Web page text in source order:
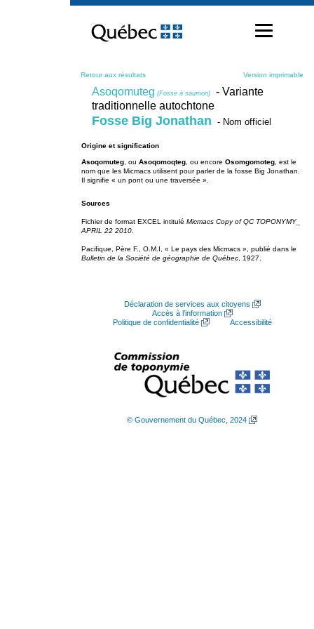
contenu
Retour aux résultats Version imprimable
Asoqomuteg (Fosse à saumon)
- Variante
traditionnelle autochtone
Fosse Big Jonathan - Nom officiel
Origine et signification
Asoqomuteg , ou Asoqomoqteg , ou encore Osomgomoteg est le
nom que les Micmacs utilisent pour parler de la fosse Big Jonathan.
Il signifie « un pont ou une traversée ».
Sources
Fichier de format EXCEL intitulé Micmacs Copy of QC TOPONYMY_
APRIL 22 2010
Pacifique, Père F., O.M.I,
« Le pays des Micmacs », publié dans le
Bulletin de la Société de géographie de Québec , 1927.
Déclaration de services aux citoyens
Accès à l’information
Politique de confidentialité
Accessibilité
© Gouvernement du Québec, 2024